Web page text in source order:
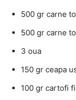
500 gr carne
500 gr carne
3 oua
150 gr ceapa
100 gr cartofi